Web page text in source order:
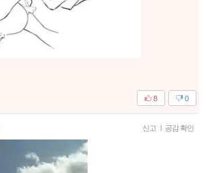
0
8
신고 | 공감 확인